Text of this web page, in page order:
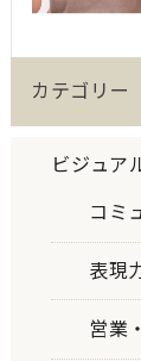
カテゴリー
ビジュア
コミ
表現
営業